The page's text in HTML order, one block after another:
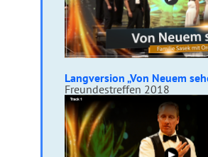
Langversion „Von Neuem
Freundestreffen 2018